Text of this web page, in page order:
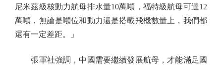
尼米茲級核動力航母排水量10萬噸，福特級航母可達12
萬噸，無論是噸位和動力還是搭載飛機數量上，我們都
還有一定差距。」
張軍社強調，中國需要繼續發展航母，才能滿足國